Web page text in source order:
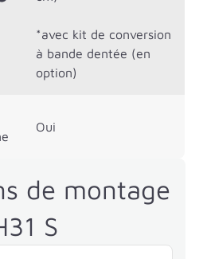
*avec kit de conversion
à bande dentée (en
option)
Oui
de montage
S